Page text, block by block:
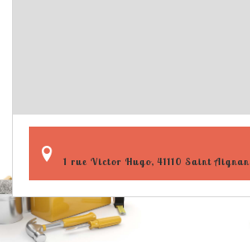
1 rue Victor Hugo, 41110 Saint Aignan